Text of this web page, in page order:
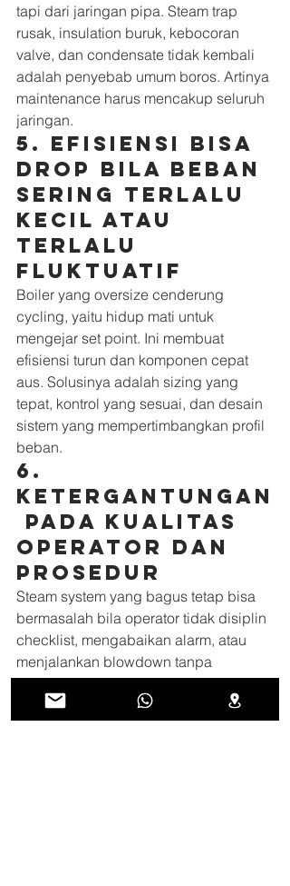
tapi dari jaringan pipa. Steam trap
rusak, insulation buruk, kebocoran
valve, dan condensate tidak kembali
adalah penyebab umum boros. Artinya
maintenance harus mencakup seluruh
jaringan.
5. Efisiensi bisa
drop bila beban
sering terlalu
kecil atau
terlalu
fluktuatif
Boiler yang oversize cenderung
cycling, yaitu hidup mati untuk
mengejar set point. Ini membuat
efisiensi turun dan komponen cepat
aus. Solusinya adalah sizing yang
tepat, kontrol yang sesuai, dan desain
sistem yang mempertimbangkan profil
beban.
6.
Ketergantungan
pada kualitas
operator dan
prosedur
Steam system yang bagus tetap bisa
bermasalah bila operator tidak disiplin
checklist, mengabaikan alarm, atau
menjalankan blowdown tanpa
monitoring. Training dan logsheet
harian sangat penting.